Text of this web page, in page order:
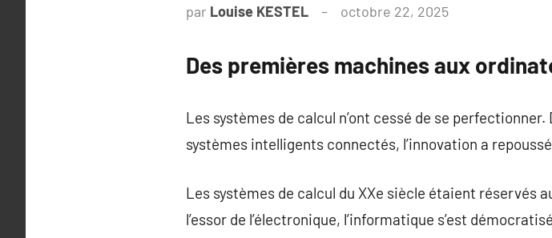
par Louise KESTEL octobre 22, 2025
Des premières machines aux
Les systèmes de calcul n’ont cessé de se
systèmes intelligents connectés, l’innovation a
Les systèmes de calcul du XXe siècle étaient réservés
l’essor de l’électronique, l’informatique s’est